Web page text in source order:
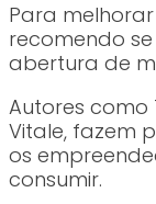
Para
recomendo
abertura de
Autores como
Vitale, fazem
os
consumir.